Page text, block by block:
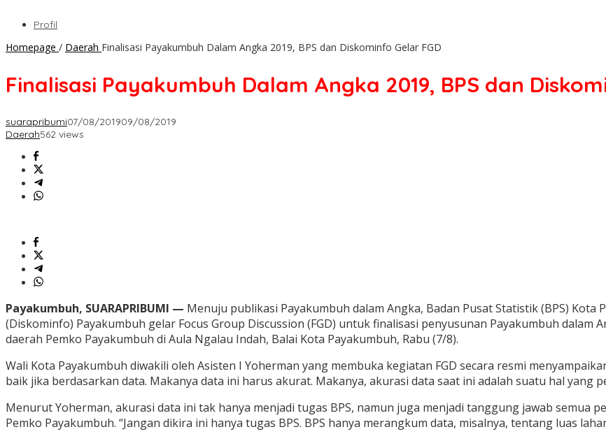
Profil
Homepage / Daerah Finalisasi Payakumbuh Dalam Angka 2019, BPS dan Diskominfo Gelar FGD
Finalisasi Payakumbuh Dalam Angka 2019, BPS dan
suarapribumi07/08/201909/08/2019
Daerah562 views
Payakumbuh, SUARAPRIBUMI — Menuju publikasi Payakumbuh dalam Angka, Badan Pusat Statistik (BPS)
(Diskominfo) Payakumbuh gelar Focus Group Discussion (FGD) untuk finalisasi penyusunan Payakumbuh dalam
daerah Pemko Payakumbuh di Aula Ngalau Indah, Balai Kota Payakumbuh, Rabu (7/8).
Wali Kota Payakumbuh diwakili oleh Asisten I Yoherman yang membuka kegiatan FGD secara resmi
baik jika berdasarkan data. Makanya data ini harus akurat. Makanya, akurasi data saat ini adalah suatu hal yang
Menurut Yoherman, akurasi data ini tak hanya menjadi tugas BPS, namun juga menjadi tanggung jawab semua
Pemko Payakumbuh. “Jangan dikira ini hanya tugas BPS. BPS hanya merangkum data, misalnya, tentang luas